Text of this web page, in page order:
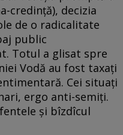
credinţă), decizia
de o radicalitate
public
Totul a glisat spre
Vodă au fost taxaţi
Cei situaţi
ergo anti-semiţi.
şi bîzdîcul